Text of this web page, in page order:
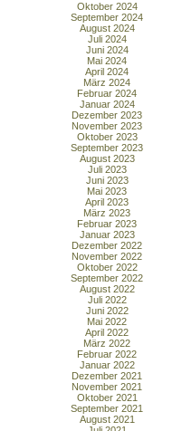
Oktober 2024
September 2024
August 2024
Juli 2024
Juni 2024
Mai 2024
April 2024
März 2024
Februar 2024
Januar 2024
Dezember 2023
November 2023
Oktober 2023
September 2023
August 2023
Juli 2023
Juni 2023
Mai 2023
April 2023
März 2023
Februar 2023
Januar 2023
Dezember 2022
November 2022
Oktober 2022
September 2022
August 2022
Juli 2022
Juni 2022
Mai 2022
April 2022
März 2022
Februar 2022
Januar 2022
Dezember 2021
November 2021
Oktober 2021
September 2021
August 2021